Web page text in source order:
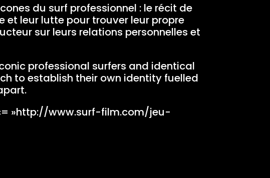
du surf professionnel : le récit de
et leur lutte pour trouver leur propre
sur leurs relations personnelles et
professional surfers and identical
to establish their own identity fuelled
»http://www.surf-film.com/jeu-